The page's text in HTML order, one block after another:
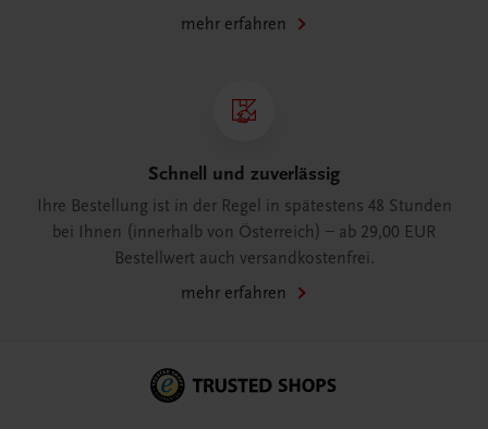
mehr erfahren
Schnell und zuverlässig
Ihre Bestellung ist in der Regel in spätestens 48 Stunden
bei Ihnen (innerhalb von Österreich) – ab 29,00 EUR
Bestellwert auch versandkostenfrei.
mehr erfahren